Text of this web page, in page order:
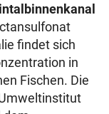
findet sich
in
Fischen. Die